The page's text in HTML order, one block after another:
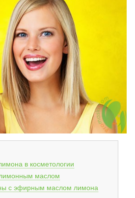
в косметологии
маслом
с эфирным маслом лимона